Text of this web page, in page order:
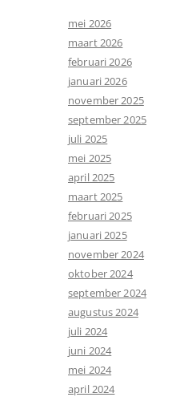
mei 2026
maart 2026
februari 2026
januari 2026
november 2025
september 2025
juli 2025
mei 2025
april 2025
maart 2025
februari 2025
januari 2025
november 2024
oktober 2024
september 2024
augustus 2024
juli 2024
juni 2024
mei 2024
april 2024